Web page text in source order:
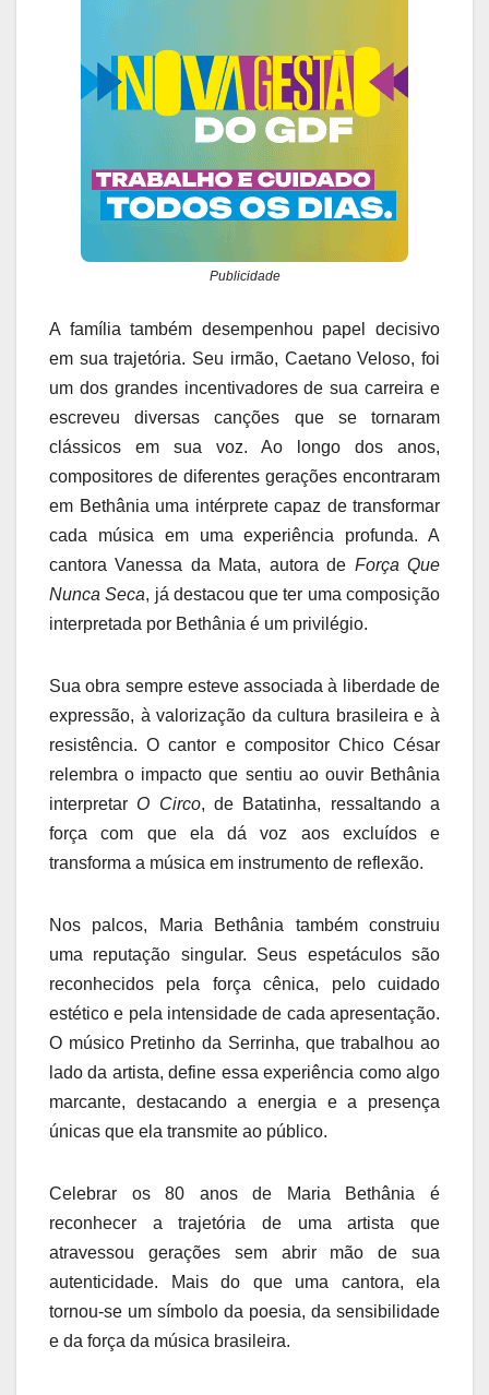
Publicidade
A família também desempenhou papel decisivo
em sua trajetória. Seu irmão, Caetano Veloso, foi
um dos grandes incentivadores de sua carreira e
escreveu diversas canções que se tornaram
clássicos em sua voz. Ao longo dos anos,
compositores de diferentes gerações encontraram
em Bethânia uma intérprete capaz de transformar
cada música em uma experiência profunda. A
cantora Vanessa da Mata, autora de Força Que
Nunca Seca, já destacou que ter uma composição
interpretada por Bethânia é um privilégio.
Sua obra sempre esteve associada à liberdade de
expressão, à valorização da cultura brasileira e à
resistência. O cantor e compositor Chico César
relembra o impacto que sentiu ao ouvir Bethânia
interpretar O Circo, de Batatinha, ressaltando a
força com que ela dá voz aos excluídos e
transforma a música em instrumento de reflexão.
Nos palcos, Maria Bethânia também construiu
uma reputação singular. Seus espetáculos são
reconhecidos pela força cênica, pelo cuidado
estético e pela intensidade de cada apresentação.
O músico Pretinho da Serrinha, que trabalhou ao
lado da artista, define essa experiência como algo
marcante, destacando a energia e a presença
únicas que ela transmite ao público.
Celebrar os 80 anos de Maria Bethânia é
reconhecer a trajetória de uma artista que
atravessou gerações sem abrir mão de sua
autenticidade. Mais do que uma cantora, ela
tornou-se um símbolo da poesia, da sensibilidade
e da força da música brasileira.